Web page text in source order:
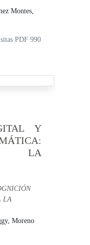
Montes,
PDF 990
Y
LA
LA
Moreno